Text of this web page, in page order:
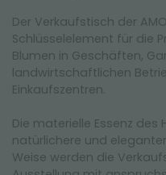
Der Verkaufstisch der
Schlüsselelement für die
Blumen in Geschäften,
landwirtschaftlichen
Einkaufszentren.
Die materielle Essenz des
natürlichere und
Weise werden die